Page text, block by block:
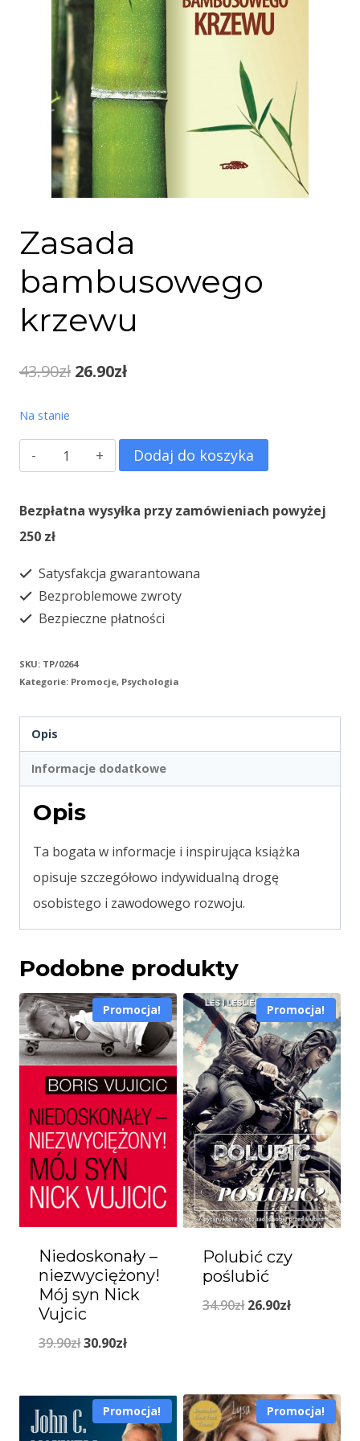
Zasada
bambusowego
krzewu
43.90zł Pierwotna
wynosiła:
43.90zł.
26.90złAktualna
wynosi:
26.90zł.
Na stanie
ilość
Zasada
bambusowego
krzewu
Dodaj do koszyka
Bezpłatna wysyłka przy zamówieniach powyżej
250 zł
Satysfakcja gwarantowana
Bezproblemowe zwroty
Bezpieczne płatności
SKU: TP/0264
Kategorie: Promocje, Psychologia
Opis
Informacje dodatkowe
Opis
Ta bogata w informacje i inspirująca książka
opisuje szczegółowo indywidualną drogę
osobistego i zawodowego rozwoju.
Podobne produkty
Promocja!
Niedoskonały –
niezwyciężony!
Mój syn Nick
Vujcic
39.90złPierwotna
wynosiła:
39.90zł.
30.90złAktualna
wynosi:
30.90zł.
Promocja!
Polubić czy
poślubić
34.90zł Pierwotna
26.90złAktualna
Promocja! Promocja!